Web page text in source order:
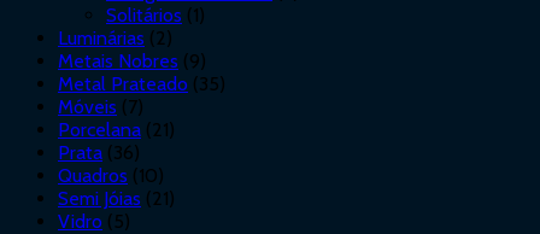
Solitários (1)
Luminárias (2)
Metais Nobres (9)
Metal Prateado (35)
Móveis (7)
Porcelana (21)
Prata (36)
Quadros (10)
Semi Jóias (21)
Vidro (5)